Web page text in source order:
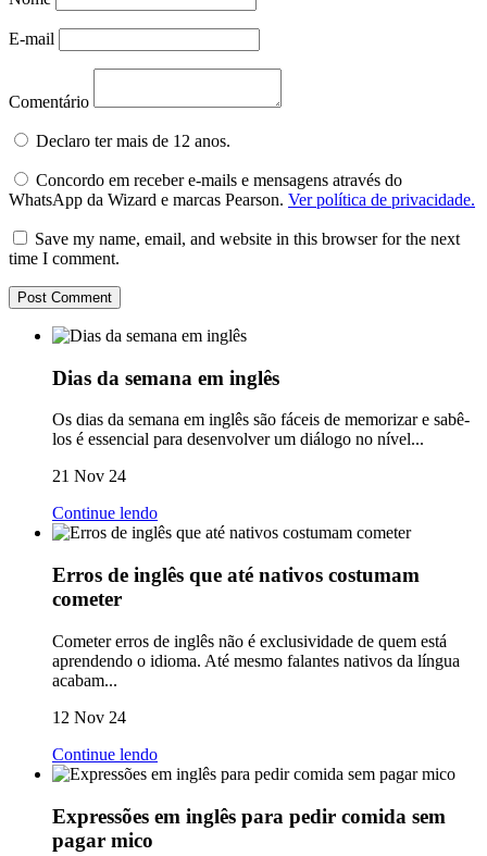
E-mail
Comentário
Declaro ter mais de 12 anos.
Concordo em receber e-mails e mensagens através do
WhatsApp da Wizard e marcas Pearson. Ver política de privacidade.
Save my name, email, and website in this browser for the next
time I comment.
Dias da semana em inglês
Os dias da semana em inglês são fáceis de memorizar e sabê-
los é essencial para desenvolver um diálogo no nível...
21 Nov 24
Continue lendo
Erros de inglês que até nativos costumam
cometer
Cometer erros de inglês não é exclusividade de quem está
aprendendo o idioma. Até mesmo falantes nativos da língua
acabam...
12 Nov 24
Continue lendo
Expressões em inglês para pedir comida sem
pagar mico